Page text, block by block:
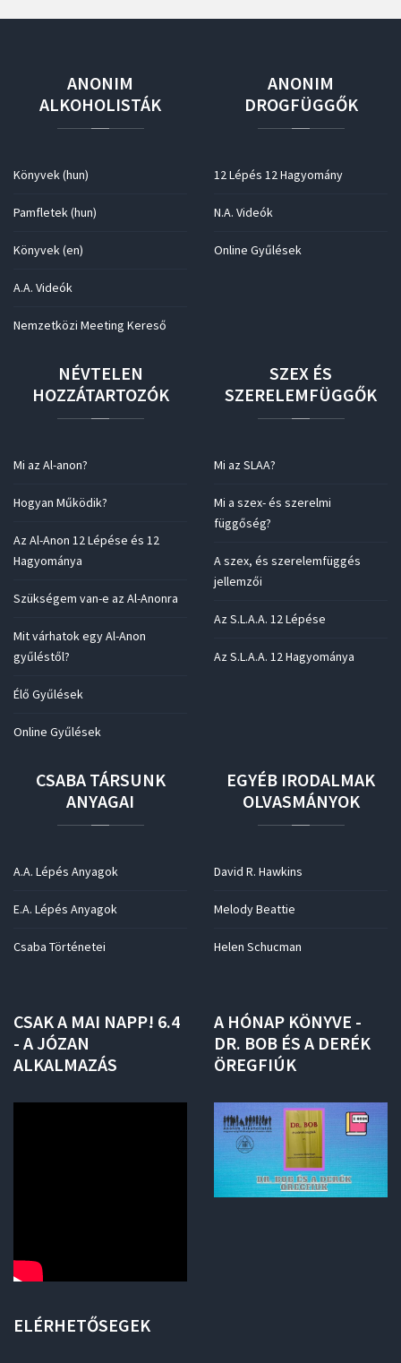
ANONIM
ALKOHOLISTÁK
Könyvek (hun)
Pamfletek (hun)
Könyvek (en)
A.A. Videók
Nemzetközi Meeting Kereső
ANONIM
DROGFÜGGŐK
12 Lépés 12 Hagyomány
N.A. Videók
Online Gyűlések
NÉVTELEN
HOZZÁTARTOZÓK
Mi az Al-anon?
Hogyan Működik?
Az Al-Anon 12 Lépése és 12
Hagyománya
Szükségem van-e az Al-Anonra
Mit várhatok egy Al-Anon
gyűléstől?
Élő Gyűlések
Online Gyűlések
SZEX ÉS
SZERELEMFÜGGŐK
Mi az SLAA?
Mi a szex- és szerelmi
függőség?
A szex, és szerelemfüggés
jellemzői
Az S.L.A.A. 12 Lépése
Az S.L.A.A. 12 Hagyománya
CSABA TÁRSUNK
ANYAGAI
A.A. Lépés Anyagok
E.A. Lépés Anyagok
Csaba Történetei
EGYÉB IRODALMAK
OLVASMÁNYOK
David R. Hawkins
Melody Beattie
Helen Schucman
CSAKA MAI NAPP! 6.4
- AJÓZAN
ALKALMAZÁS
A HÓNAP KÖNYVE -
DR. BOB ÉS A DERÉK
ÖREGFIÚK
ELÉRHETŐSEGEK